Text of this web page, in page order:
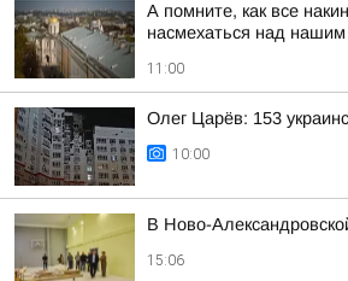
А помните, как все
насмехаться над
11:00
Олег Царёв: 153
10:00
В Ново-
15:06